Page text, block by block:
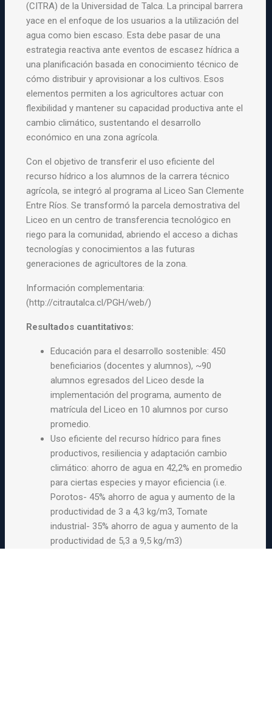
(CITRA) de la Universidad de Talca. La principal barrera
yace en el enfoque de los usuarios a la utilización del
agua como bien escaso. Esta debe pasar de una
estrategia reactiva ante eventos de escasez hídrica a
una planificación basada en conocimiento técnico de
cómo distribuir y aprovisionar a los cultivos. Esos
elementos permiten a los agricultores actuar con
flexibilidad y mantener su capacidad productiva ante el
cambio climático, sustentando el desarrollo
económico en una zona agrícola.
Con el objetivo de transferir el uso eficiente del
recurso hídrico a los alumnos de la carrera técnico
agrícola, se integró al programa al Liceo San Clemente
Entre Ríos. Se transformó la parcela demostrativa del
Liceo en un centro de transferencia tecnológico en
riego para la comunidad, abriendo el acceso a dichas
tecnologías y conocimientos a las futuras
generaciones de agricultores de la zona.
Información complementaria:
(http://citrautalca.cl/PGH/web/)
Resultados cuantitativos:
Educación para el desarrollo sostenible: 450
beneficiarios (docentes y alumnos), ~90
alumnos egresados del Liceo desde la
implementación del programa, aumento de
matrícula del Liceo en 10 alumnos por curso
promedio.
Uso eficiente del recurso hídrico para fines
productivos, resiliencia y adaptación cambio
climático: ahorro de agua en 42,2% en promedio
para ciertas especies y mayor eficiencia (i.e.
Porotos- 45% ahorro de agua y aumento de la
productividad de 3 a 4,3 kg/m3, Tomate
industrial- 35% ahorro de agua y aumento de la
productividad de 5,3 a 9,5 kg/m3)